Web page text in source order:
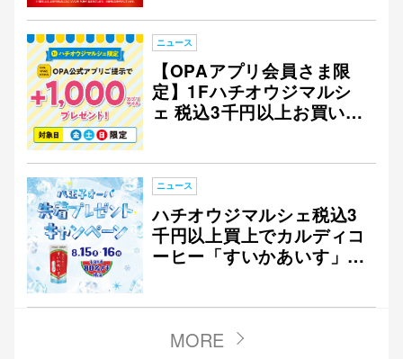
ニュース
【OPAアプリ会員さま限
定】1Fハチオウジマルシ
ェ 税込3千円以上お買い上
ニュース
ハチオウジマルシェ税込3
千円以上買上でカルディコ
ーヒー「すいかあいす」プ
MORE